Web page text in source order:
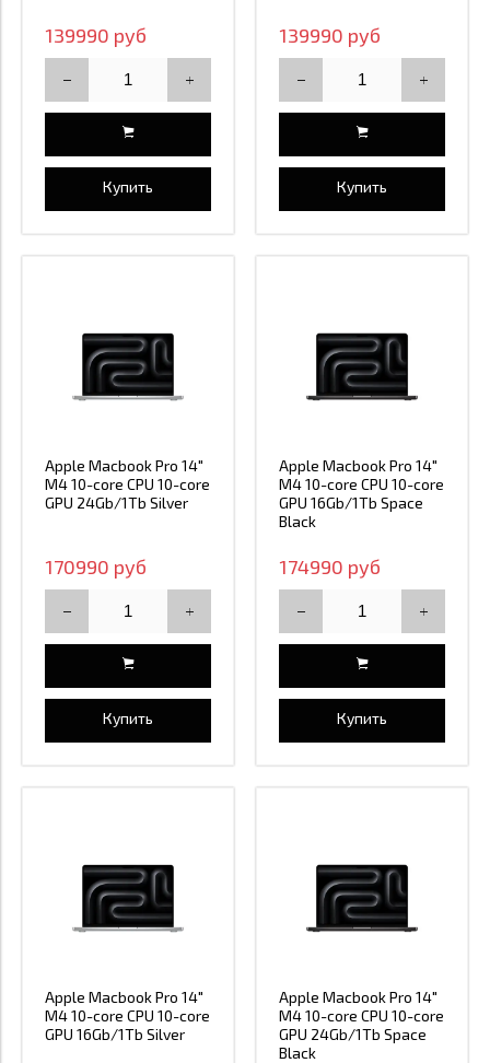
Macbook Pro 16 M5 Max (2026)
Применить Закрыть
Применить Закрыть
Применить Закрыть
139990 руб
Купить
139990 руб
Купить
Apple Macbook Pro 14"
M4 10-core CPU 10-core
GPU 24Gb/1Tb Silver
170990 руб
Купить
Apple Macbook Pro 14"
M4 10-core CPU 10-core
GPU 16Gb/1Tb Space
Black
174990 руб
Купить
Apple Macbook Pro 14"
M4 10-core CPU 10-core
GPU 16Gb/1Tb Silver
Apple Macbook Pro 14"
M4 10-core CPU 10-core
GPU 24Gb/1Tb Space
Black